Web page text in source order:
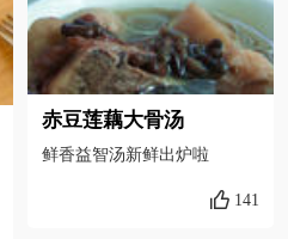
赤豆莲藕大骨汤
鲜香益智汤新鲜出炉啦
141